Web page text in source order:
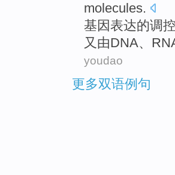
molecules.
基因表达的调控
又由DNA、
youdao
更多双语例句